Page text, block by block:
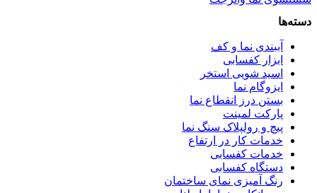
دسته‌ها
آببندی نما و کف
ابزار کفسابی
اسید شویی استخر
ایزوگام نما
بستن درز انقطاع نما
پارکت لمینت
پیچ و رولپلاک سنگ نما
خدمات کار در ارتفاع
خدمات کفسابی
دستگاه کفسابی
رنگ آمیزی نمای ساختمان